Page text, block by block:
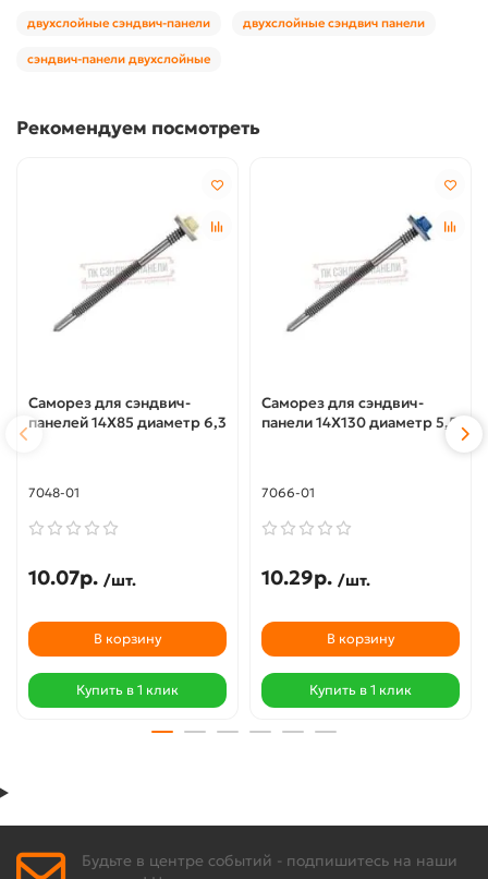
двухслойные сэндвич-панели двухслойные сэндвич панели
сэндвич-панели двухслойные
Рекомендуем посмотреть
Саморез для сэндвич-
панелей 14X85 диаметр 6,3
7048-01
10.07р. /шт.
В корзину
Купить в 1 клик
Саморез для сэндвич-
панели 14X130 диаметр 5,5
7066-01
10.29р. /шт.
В корзину
Купить в 1 клик
Будьте в центре событий - подпишитесь на наши